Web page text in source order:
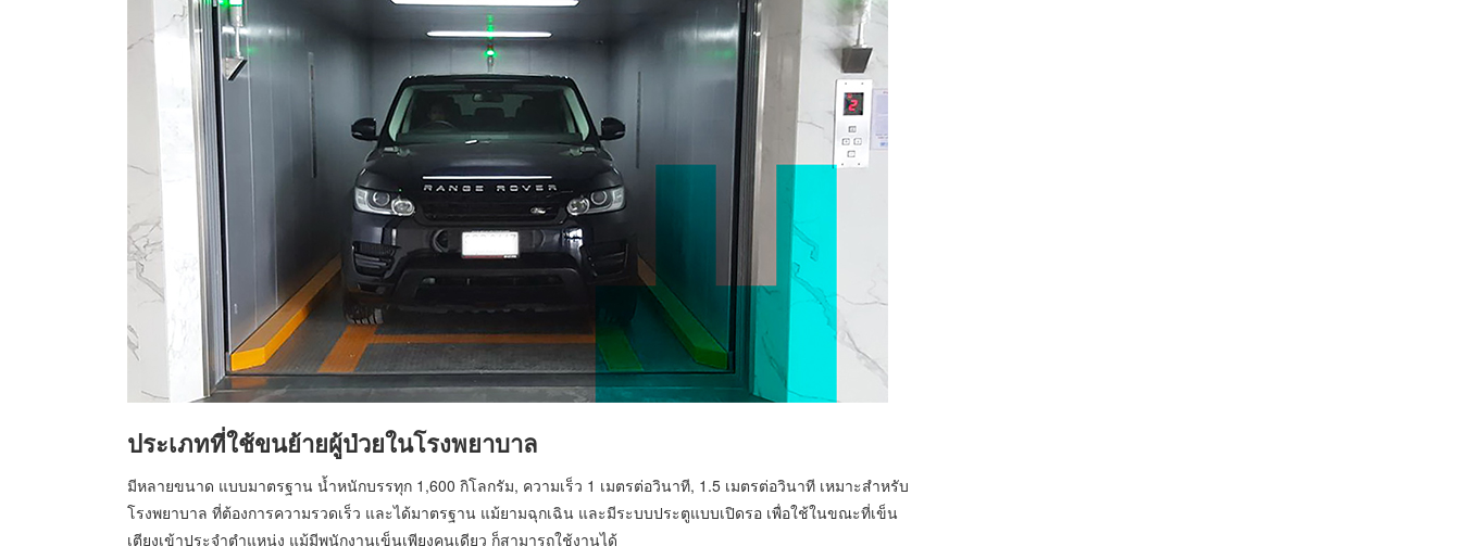
ประเภทที่ใช้ขนย้ายผู้ป่วยในโรงพยาบาล
มีหลายขนาด แบบมาตรฐาน น้ำหนักบรรทุก 1,600 กิโลกรัม, ความเร็ว 1 เมตรต่อวินาที, 1.5 เมตรต่อวินาที เหมาะสำหรับ
โรงพยาบาล ที่ต้องการความรวดเร็ว และได้มาตรฐาน แม้ยามฉุกเฉิน และมีระบบประตูแบบเปิดรอ เพื่อใช้ในขณะที่เข็น
เตียงเข้าประจำตำแหน่ง แม้มีพนักงานเข็นเพียงคนเดียว ก็สามารถใช้งานได้